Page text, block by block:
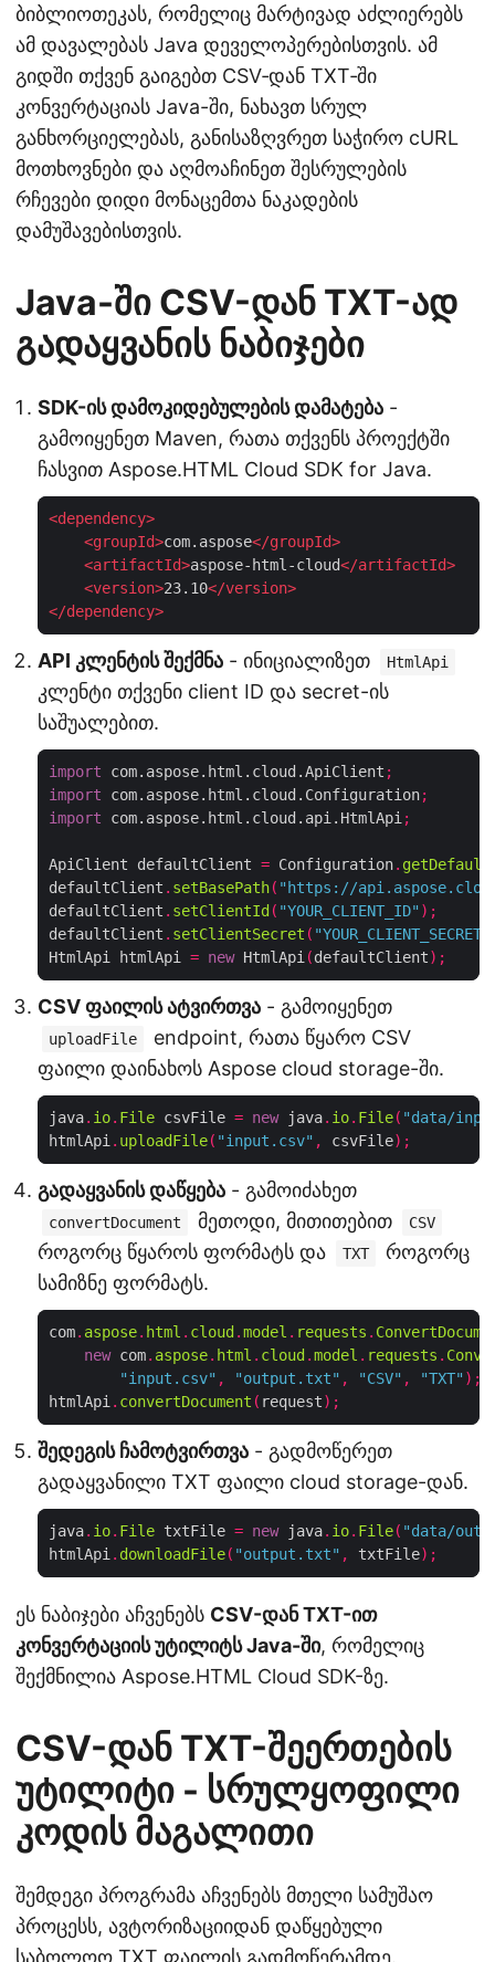
ბიბლიოთეკას, რომელიც მარტივად აძლიერებს
ამ დავალებას Java დეველოპერებისთვის. ამ
გიდში თქვენ გაიგებთ CSV‑დან TXT‑ში
კონვერტაციას Java-ში, ნახავთ სრულ
განხორციელებას, განისაზღვრეთ საჭირო cURL
მოთხოვნები და აღმოაჩინეთ შესრულების
რჩევები დიდი მონაცემთა ნაკადების
დამუშავებისთვის.
Java-ში CSV-დან TXT-ად
გადაყვანის ნაბიჯები
SDK-ის დამოკიდებულების დამატება -
გამოიყენეთ Maven, რათა თქვენს პროექტში
ჩასვით Aspose.HTML Cloud SDK for Java.
<dependency>
<groupId>com.aspose</groupId>
<artifactId>aspose-html-cloud</artifactId>
<version>23.10</version>
</dependency>
API კლენტის შექმნა - ინიციალიზეთ HtmlApi
კლენტი თქვენი client ID და secret-ის
საშუალებით.
import com.aspose.html.cloud.ApiClient ;
import com.aspose.html.cloud.Configuration;
import com.aspose.html.cloud.api.HtmlApi ;
ApiClient defaultClient = Configuration.
defaultClient . setBasePath( "https://
defaultClient . setClientId ( "YOUR_CLIENT_ID" );
defaultClient . setClientSecret ( "YOUR_CLIENT_SECRET"
HtmlApi htmlApi = new HtmlApi (defaultClient);
CSV ფაილის ატვირთვა - გამოიყენეთ
uploadFile
endpoint, რათა წყარო CSV
ფაილი დაინახოს Aspose cloud storage-ში.
java. io. File csvFile = new java. io. File( "data/
htmlApi . uploadFile( "input.csv" , csvFile);
გადაყვანის დაწყება - გამოიძახეთ
convertDocument მეთოდი, მითითებით CSV
როგორც წყაროს ფორმატს და TXT
როგორც
სამიზნე ფორმატს.
com. aspose. html . cloud .model . requests .
new com. aspose. html . cloud .model . requests .
"input.csv" , "output.txt" , "CSV" , "TXT" );
htmlApi . convertDocument ( request);
შედეგის ჩამოტვირთვა - გადმოწერეთ
გადაყვანილი TXT ფაილი cloud storage-დან.
java. io. File txtFile = new java. io. File( "data/
htmlApi . downloadFile( "output.txt" , txtFile);
ეს ნაბიჯები აჩვენებს CSV-დან TXT-ით
კონვერტაციის უტილიტს Java-ში, რომელიც
შექმნილია Aspose.HTML Cloud SDK-ზე.
CSV-დან TXT-შეერთების
უტილიტი - სრულყოფილი
კოდის მაგალითი
შემდეგი პროგრამა აჩვენებს მთელი სამუშაო
პროცესს, ავტორიზაციიდან დაწყებული
საბოლოო TXT ფაილის გადმოწერამდე.